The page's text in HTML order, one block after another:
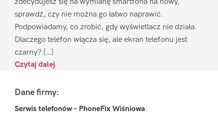
zdecydujesz się na wymianę smartfona na nowy,
sprawdź, czy nie można go łatwo naprawić.
Podpowiadamy, co zrobić, gdy wyświetlacz nie działa.
Dlaczego telefon włącza się, ale ekran telefonu jest
czarny? […]
Czytaj dalej
FooterDane firmy:
Serwis telefonów – PhoneFix Wiśniowa: